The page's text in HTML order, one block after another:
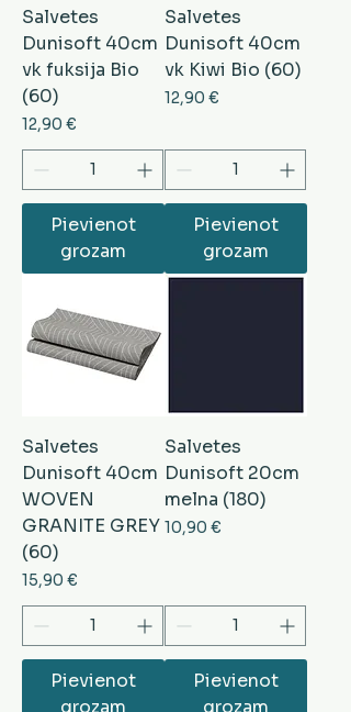
Salvetes
Dunisoft 40cm
vk fuksija Bio
(60)
Cena
12,90 €
Pievienot
grozam
Salvetes
Dunisoft 40cm
vk Kiwi Bio (60)
Cena
12,90 €
Pievienot
grozam
Salvetes
Dunisoft 40cm
WOVEN
GRANITE GREY
(60)
Cena
15,90 €
Pievienot
grozam
Salvetes
Dunisoft 20cm
melna (180)
Cena
10,90 €
Pievienot
grozam